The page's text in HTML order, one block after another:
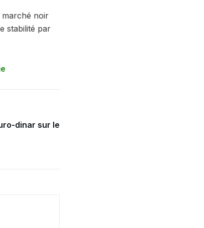
marché noir
stabilité par
dinar sur le